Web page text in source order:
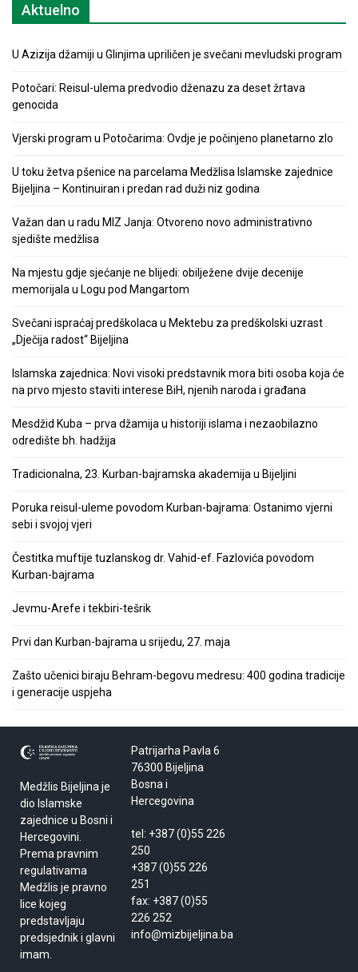
Aktuelno
U Azizija džamiji u Glinjima upriličen je svečani mevludski program
Potočari: Reisul-ulema predvodio dženazu za deset žrtava
genocida
Vjerski program u Potočarima: Ovdje je počinjeno planetarno zlo
U toku žetva pšenice na parcelama Medžlisa Islamske zajednice
Bijeljina – Kontinuiran i predan rad duži niz godina
Važan dan u radu MIZ Janja: Otvoreno novo administrativno
sjedište medžlisa
Na mjestu gdje sjećanje ne blijedi: obilježene dvije decenije
memorijala u Logu pod Mangartom
Svečani ispraćaj predškolaca u Mektebu za predškolski uzrast
„Dječija radost“ Bijeljina
Islamska zajednica: Novi visoki predstavnik mora biti osoba koja će
na prvo mjesto staviti interese BiH, njenih naroda i građana
Mesdžid Kuba – prva džamija u historiji islama i nezaobilazno
odredište bh. hadžija
Tradicionalna, 23. Kurban-bajramska akademija u Bijeljini
Poruka reisul-uleme povodom Kurban-bajrama: Ostanimo vjerni
sebi i svojoj vjeri
Čestitka muftije tuzlanskog dr. Vahid-ef. Fazlovića povodom
Kurban-bajrama
Jevmu-Arefe i tekbiri-tešrik
Prvi dan Kurban-bajrama u srijedu, 27. maja
Zašto učenici biraju Behram-begovu medresu: 400 godina tradicije
i generacije uspjeha
Medžlis Bijeljina je
dio Islamske
zajednice u Bosni i
Hercegovini.
Prema pravnim
regulativama
Medžlis je pravno
lice kojeg
predstavljaju
predsjednik i glavni
imam.
Patrijarha Pavla 6
76300 Bijeljina
Bosna i
Hercegovina
tel: +387 (0)55 226
250
+387 (0)55 226
251
fax: +387 (0)55
226 252
info@mizbijeljina.ba